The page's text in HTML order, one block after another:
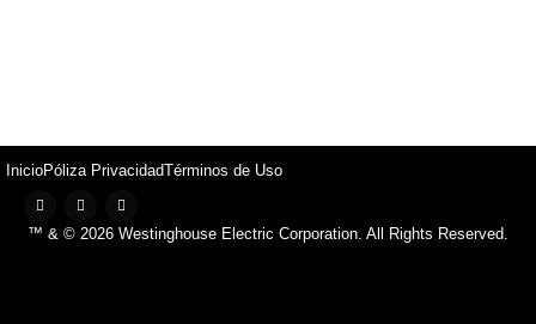
InicioPóliza PrivacidadTérminos de Uso
™ & © 2026 Westinghouse Electric Corporation. All Rights Reserved.